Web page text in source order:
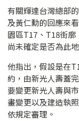
有關輝達台灣總部
及黃仁勳的回應來
園區T17、T18街廓
尚未確定是否為此地
他指出，假設是在
約，由新光人壽蓋
要變更新光人壽與
畫變更以及建造執
依規定審理。